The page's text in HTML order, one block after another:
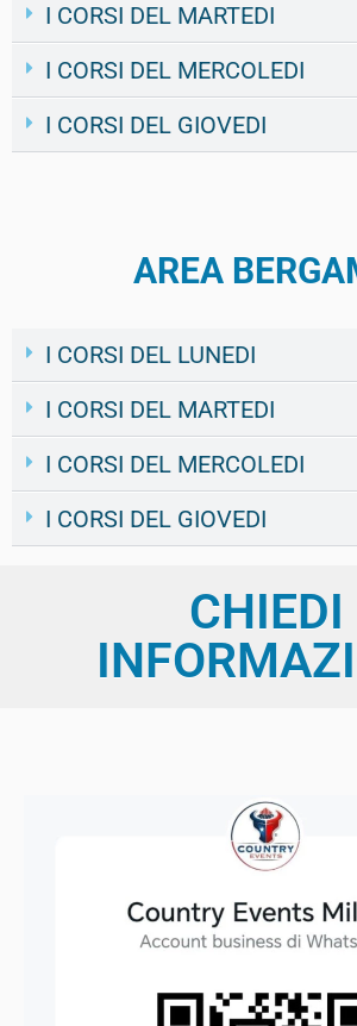
I CORSI DEL MARTEDI
I CORSI DEL MERCOLEDI
I CORSI DEL GIOVEDI
AREA
I CORSI DEL LUNEDI
I CORSI DEL MARTEDI
I CORSI DEL MERCOLEDI
I CORSI DEL GIOVEDI
CHIEDI